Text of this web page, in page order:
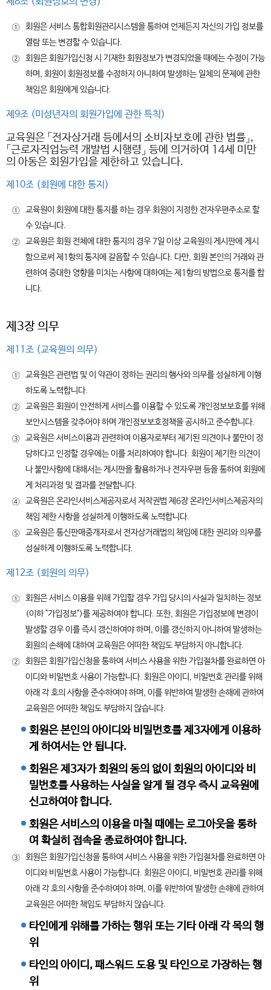
①
회원은 서비스 통합회원관리시스템을 통하여 언제든지 자신의 가입 정보를
열람 또는 변경할 수 있습니다.
②
회원은 회원가입신청 시 기재한 회원정보가 변경되었을 때에는 수정이 가능
하며, 회원이 회원정보를 수정하지 아니하여 발생하는 일체의 문제에 관한
책임은 회원에게 있습니다.
제9조 (미성년자의 회원가입에 관한 특칙)
교육원은 「전자상거래 등에서의 소비자보호에 관한 법률」,
「근로자직업능력 개발법 시행령」 등에 의거하여 14세 미만
의 아동은 회원가입을 제한하고 있습니다.
제10조 (회원에 대한 통지)
①
교육원이 회원에 대한 통지를 하는 경우 회원이 지정한 전자우편주소로 할
수 있습니다.
②
교육원은 회원 전체에 대한 통지의 경우 7일 이상 교육원의 게시판에 게시
함으로써 제1항의 통지에 갈음할 수 있습니다. 다만, 회원 본인의 거래와 관
련하여 중대한 영향을 미치는 사항에 대하여는 제1항의 방법으로 통지를 합
니다.
제3장 의무
제11조 (교육원의 의무)
①
교육원은 관련법 및 이 약관이 정하는 권리의 행사와 의무를 성실하게 이행
하도록 노력합니다.
②
교육원은 회원이 안전하게 서비스를 이용할 수 있도록 개인정보보호를 위해
보안시스템을 갖추어야 하며 개인정보보호정책을 공시하고 준수합니다.
③
교육원은 서비스이용과 관련하여 이용자로부터 제기된 의견이나 불만이 정
당하다고 인정할 경우에는 이를 처리하여야 합니다. 회원이 제기한 의견이
나 불만사항에 대해서는 게시판을 활용하거나 전자우편 등을 통하여 회원에
게 처리과정 및 결과를 전달합니다.
④
교육원은 온라인서비스제공자로서 저작권법 제6장 온라인서비스제공자의
책임 제한 사항을 성실하게 이행하도록 노력합니다.
⑤
교육원은 통신판매중개자로서 전자상거래법의 책임에 대한 권리와 의무를
성실하게 이행하도록 노력합니다.
제12조 (회원의 의무)
①
회원은 서비스 이용을 위해 가입할 경우 가입 당시의 사실과 일치하는 정보
(이하 "가입정보")를 제공하여야 합니다. 또한, 회원은 가입정보에 변경이
발생할 경우 이를 즉시 갱신하여야 하며, 이를 갱신하지 아니하여 발생하는
회원의 손해에 대하여 교육원은 어떠한 책임도 부담하지 아니합니다.
②
회원은 회원가입신청을 통하여 서비스 사용을 위한 가입절차를 완료하면 아
이디와 비밀번호 사용이 가능합니다. 회원은 아이디, 비밀번호 관리를 위해
아래 각 호의 사항을 준수하여야 하며, 이를 위반하여 발생한 손해에 관하여
교육원은 어떠한 책임도 부담하지 않습니다.
회원은 본인의 아이디와 비밀번호를 제3자에게 이용하
게 하여서는 안 됩니다.
회원은 제3자가 회원의 동의 없이 회원의 아이디와 비
밀번호를 사용하는 사실을 알게 될 경우 즉시 교육원에
신고하여야 합니다.
회원은 서비스의 이용을 마칠 때에는 로그아웃을 통하
여 확실히 접속을 종료하여야 합니다.
③
회원은 회원가입신청을 통하여 서비스 사용을 위한 가입절차를 완료하면 아
이디와 비밀번호 사용이 가능합니다. 회원은 아이디, 비밀번호 관리를 위해
아래 각 호의 사항을 준수하여야 하며, 이를 위반하여 발생한 손해에 관하여
교육원은 어떠한 책임도 부담하지 않습니다.
타인에게 위해를 가하는 행위 또는 기타 아래 각 목의 행
위
타인의 아이디, 패스워드 도용 및 타인으로 가장하는 행
위